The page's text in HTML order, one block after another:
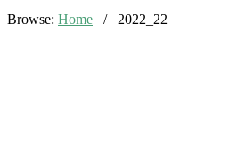
Browse: Home / 2022_22